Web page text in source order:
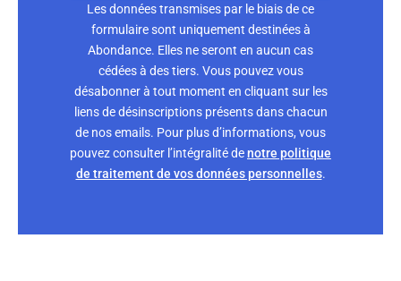
Les données transmises par le biais de ce
formulaire sont uniquement destinées à
Abondance. Elles ne seront en aucun cas
cédées à des tiers. Vous pouvez vous
désabonner à tout moment en cliquant sur les
liens de désinscriptions présents dans chacun
de nos emails. Pour plus d’informations, vous
pouvez consulter l’intégralité denotre politique
de traitement de vos données personnelles.